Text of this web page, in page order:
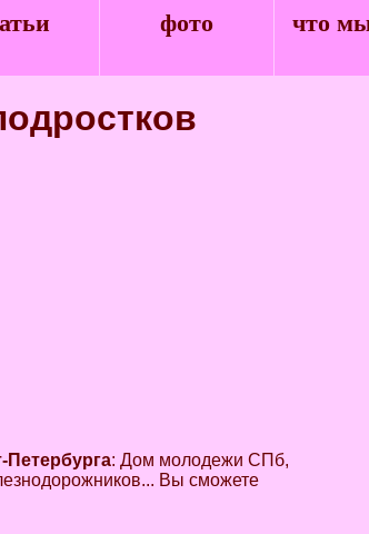
фото что
Петербурга: Дом молодежи СПб,
Вы сможете